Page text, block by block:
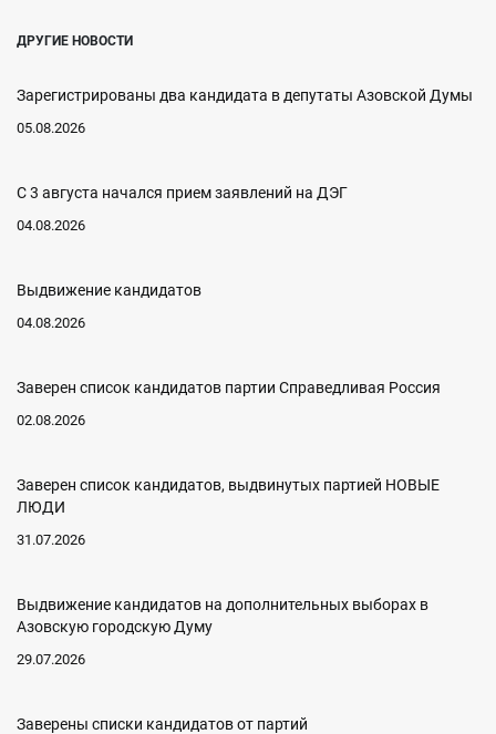
ДРУГИЕ НОВОСТИ
Зарегистрированы два кандидата в депутаты Азовской Думы
05.08.2026
С 3 августа начался прием заявлений на ДЭГ
04.08.2026
Выдвижение кандидатов
04.08.2026
Заверен список кандидатов партии Справедливая Россия
02.08.2026
Заверен список кандидатов, выдвинутых партией НОВЫЕ
ЛЮДИ
31.07.2026
Выдвижение кандидатов на дополнительных выборах в
Азовскую городскую Думу
29.07.2026
Заверены списки кандидатов от партий